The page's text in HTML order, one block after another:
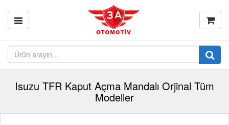
Isuzu TFR Kaput Açma Mandalı Orjinal Tüm
Modeller